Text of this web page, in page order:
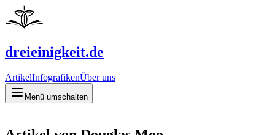
dreieinigkeit.de
ArtikelInfografikenÜber uns
Menü umschalten